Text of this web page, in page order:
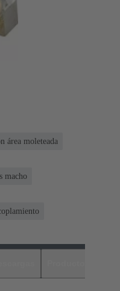
área moleteada
macho